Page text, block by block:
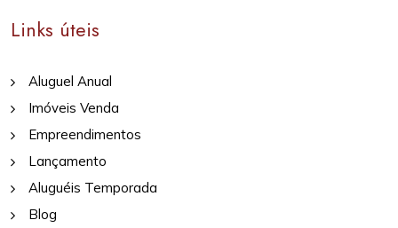
Links úteis
Aluguel Anual
Imóveis Venda
Empreendimentos
Lançamento
Aluguéis Temporada
Blog